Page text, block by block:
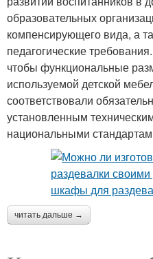
образовательных
компенсирующего вида, а
педагогические
чтобы функциональные
используемой детской
соответствовали
установленным
национальными
читать дальше →